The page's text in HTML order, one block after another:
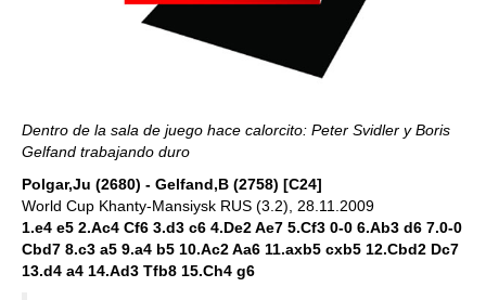
Dentro de la sala de juego hace calorcito: Peter Svidler y Boris
Gelfand trabajando duro
Polgar,Ju (2680) - Gelfand,B (2758) [C24]
World Cup Khanty-Mansiysk RUS (3.2), 28.11.2009
1.e4 e5 2.Ac4 Cf6 3.d3 c6 4.De2 Ae7 5.Cf3 0-0 6.Ab3 d6 7.0-0
Cbd7 8.c3 a5 9.a4 b5 10.Ac2 Aa6 11.axb5 cxb5 12.Cbd2 Dc7
13.d4 a4 14.Ad3 Tfb8 15.Ch4 g6